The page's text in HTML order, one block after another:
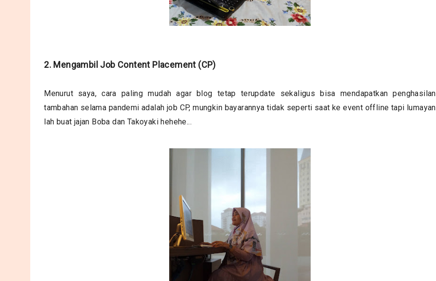
2. Mengambil Job Content Placement (CP)
Menurut saya, cara paling mudah agar blog tetap terupdate sekaligus bisa mendapatkan penghasilan
tambahan selama pandemi adalah job CP, mungkin bayarannya tidak seperti saat ke event offline tapi lumayan
lah buat jajan Boba dan Takoyaki hehehe...